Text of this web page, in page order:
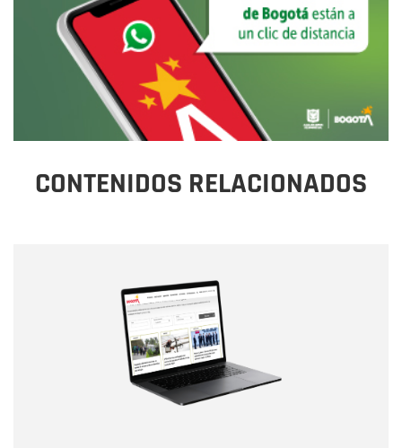
CONTENIDOS RELACIONADOS
Correo electrónico
Tipo de comentario